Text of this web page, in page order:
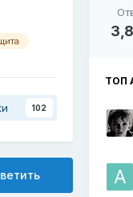
102
ТОП